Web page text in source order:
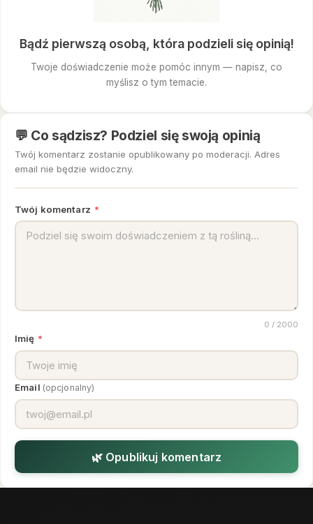
Bądź pierwszą osobą, która podzieli się opinią!
Twoje doświadczenie może pomóc innym — napisz, co
myślisz o tym temacie.
💬 Co sądzisz? Podziel się swoją opinią
Twój komentarz zostanie opublikowany po moderacji. Adres
email nie będzie widoczny.
Twój komentarz *
0 / 2000
Imię *
Email (opcjonalny)
🌿 Opublikuj komentarz